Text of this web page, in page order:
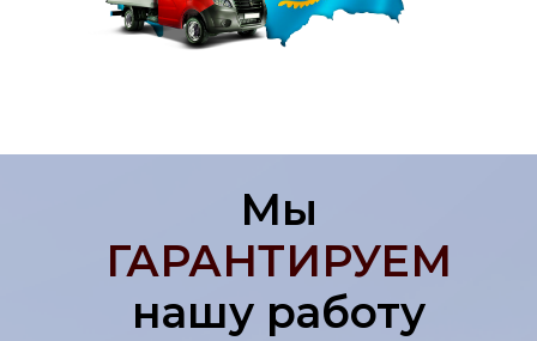
Мы
ГАРАНТИРУЕМ
нашу работу